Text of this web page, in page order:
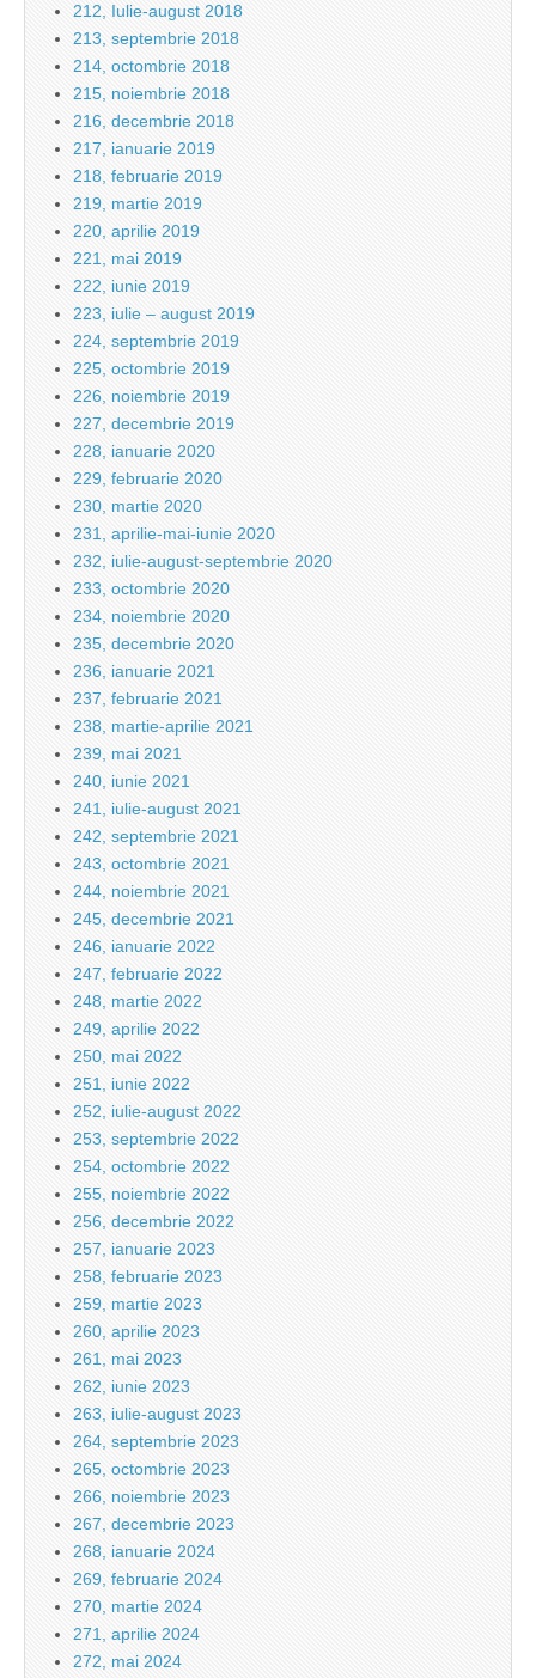
212, Iulie-august 2018
213, septembrie 2018
214, octombrie 2018
215, noiembrie 2018
216, decembrie 2018
217, ianuarie 2019
218, februarie 2019
219, martie 2019
220, aprilie 2019
221, mai 2019
222, iunie 2019
223, iulie – august 2019
224, septembrie 2019
225, octombrie 2019
226, noiembrie 2019
227, decembrie 2019
228, ianuarie 2020
229, februarie 2020
230, martie 2020
231, aprilie-mai-iunie 2020
232, iulie-august-septembrie 2020
233, octombrie 2020
234, noiembrie 2020
235, decembrie 2020
236, ianuarie 2021
237, februarie 2021
238, martie-aprilie 2021
239, mai 2021
240, iunie 2021
241, iulie-august 2021
242, septembrie 2021
243, octombrie 2021
244, noiembrie 2021
245, decembrie 2021
246, ianuarie 2022
247, februarie 2022
248, martie 2022
249, aprilie 2022
250, mai 2022
251, iunie 2022
252, iulie-august 2022
253, septembrie 2022
254, octombrie 2022
255, noiembrie 2022
256, decembrie 2022
257, ianuarie 2023
258, februarie 2023
259, martie 2023
260, aprilie 2023
261, mai 2023
262, iunie 2023
263, iulie-august 2023
264, septembrie 2023
265, octombrie 2023
266, noiembrie 2023
267, decembrie 2023
268, ianuarie 2024
269, februarie 2024
270, martie 2024
271, aprilie 2024
272, mai 2024